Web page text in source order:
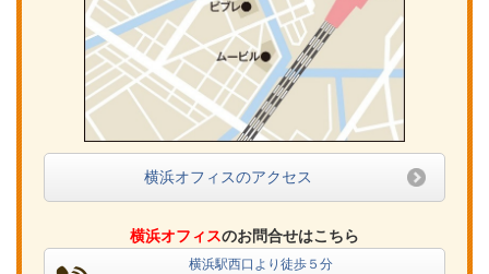
横浜オフィスのアクセス
横浜オフィスのお問合せはこちら
横浜駅西口より徒歩５分